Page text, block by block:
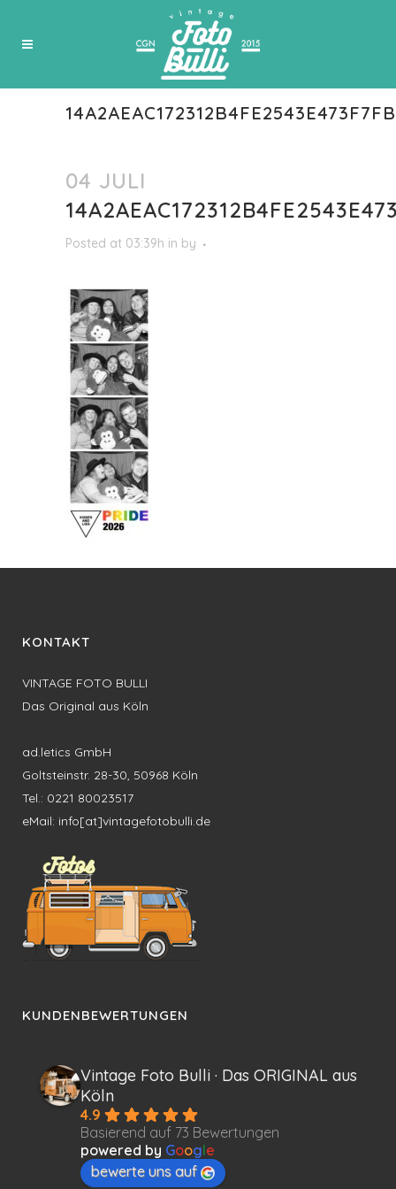
04 JULI
Posted at 03:39h in by
KONTAKT
VINTAGE FOTO BULLI
Das Original aus Köln
ad.letics GmbH
Goltsteinstr. 28-30, 50968 Köln
Tel.: 0221 80023517
eMail: info[at]vintagefotobulli.de
KUNDENBEWERTUNGEN
Vintage Foto Bulli · Das ORIGINAL aus
Köln
4.9
Basierend auf 73 Bewertungen
powered by Google
bewerte uns auf